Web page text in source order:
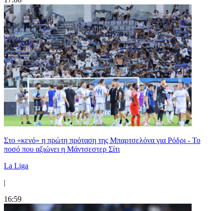
Στο «κενό» η πρώτη πρόταση της Μπαρτσελόνα για Ρόδρι - Το
ποσό που αξιώνει η Μάντσεστερ Σίτι
La Liga
|
16:59